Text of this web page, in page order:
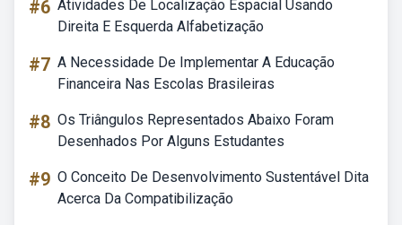
#6 Atividades De Localização Espacial Usando
Direita E Esquerda Alfabetização
#7 A Necessidade De Implementar A Educação
Financeira Nas Escolas Brasileiras
#8 Os Triângulos Representados Abaixo Foram
Desenhados Por Alguns Estudantes
#9 O Conceito De Desenvolvimento Sustentável Dita
Acerca Da Compatibilização